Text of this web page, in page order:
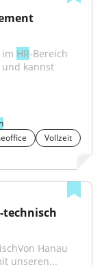
HR-Bereich
kannst
Vollzeit
Hanau
unseren...